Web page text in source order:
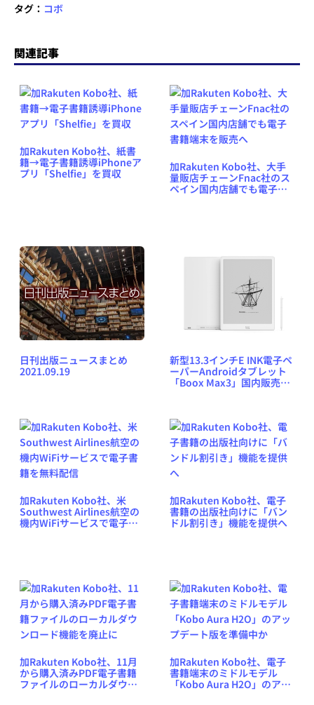
タグ： コボ
関連記事
加Rakuten Kobo社、紙書
籍→電子書籍誘導iPhoneア
プリ「Shelfie」を買収
加Rakuten Kobo社、大手
量販店チェーンFnac社のス
ペイン国内店舗でも電子書
日刊出版ニュースまとめ
2021.09.19
新型13.3インチE INK電子ペ
ーパーAndroidタブレット
「Boox Max3」国内販売開
加Rakuten Kobo社、米
Southwest Airlines航空の
機内WiFiサービスで電子書
加Rakuten Kobo社、電子
書籍の出版社向けに「バン
ドル割引き」機能を提供へ
加Rakuten Kobo社、11月
から購入済みPDF電子書籍
ファイルのローカルダウン
加Rakuten Kobo社、電子
書籍端末のミドルモデル
「Kobo Aura H2O」のアッ